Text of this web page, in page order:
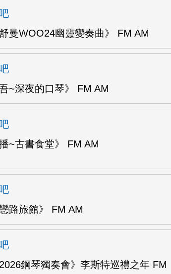
曼WOO24幽靈變奏曲》 FM AM
吾~深夜的口琴》 FM AM
播~古書食堂》 FM AM
路旅館》 FM AM
2026鋼琴獨奏會》李斯特巡禮之年 FM